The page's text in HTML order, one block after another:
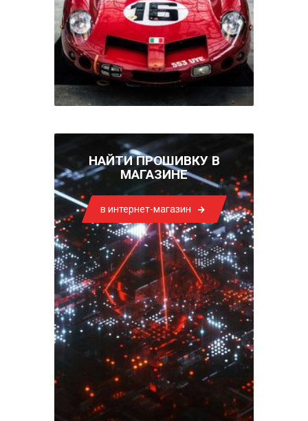
НАЙТИ ПРОШИВКУ В
МАГАЗИНЕ
в интернет-магазин